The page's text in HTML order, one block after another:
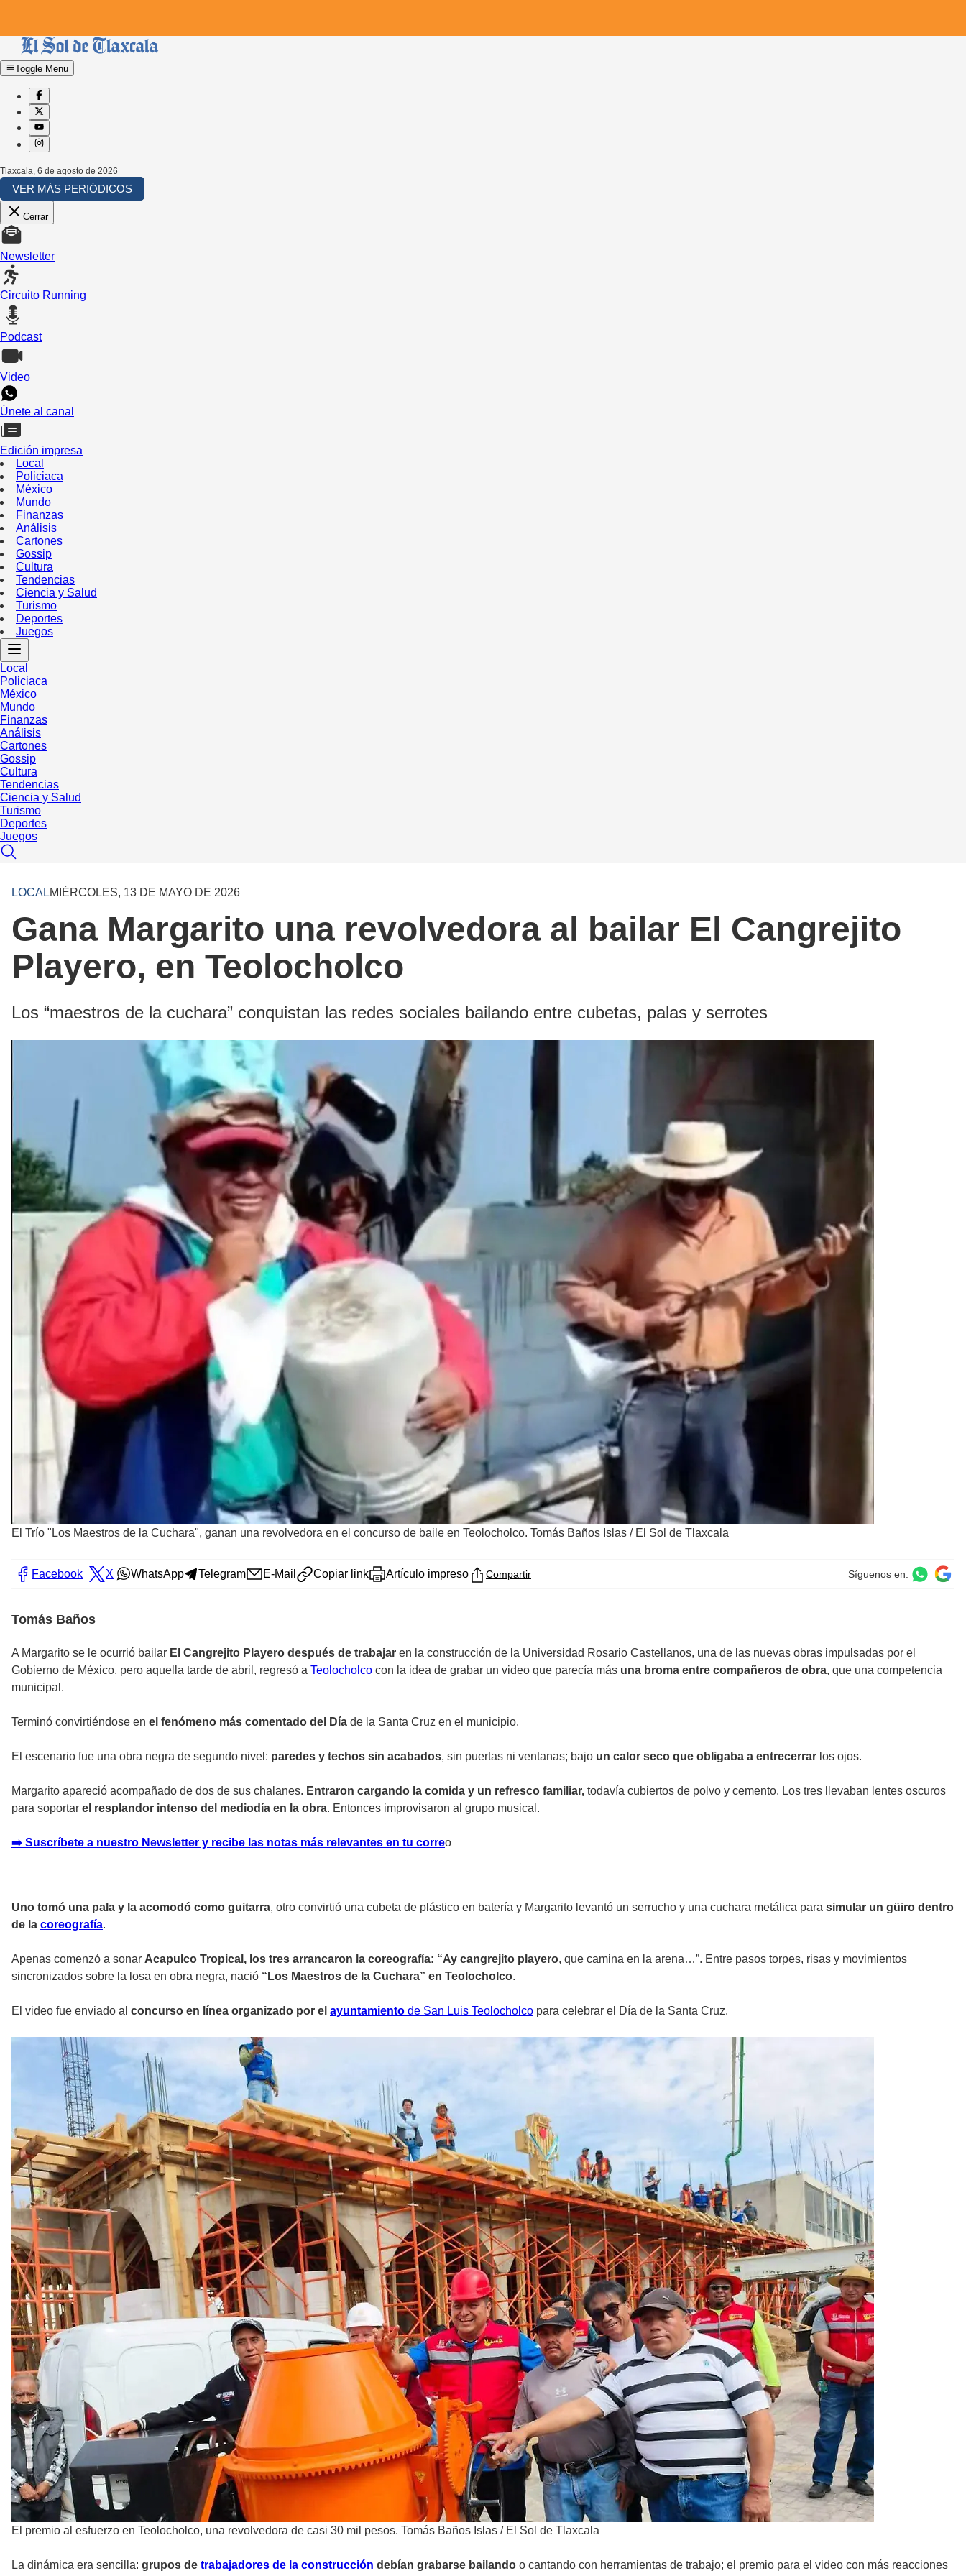
Toggle Menu
Tlaxcala 6 de agosto de 2026
VER MÁS PERIÓDICOS
Cerrar
Newsletter
Circuito Running
Podcast
Video
Únete al canal
Edición impresa
Local
Policiaca
México
Mundo
Finanzas
Análisis
Cartones
Gossip
Cultura
Tendencias
Ciencia y Salud
Turismo
Deportes
Juegos
Local
Policiaca
México
Mundo
Finanzas
Análisis
Cartones
Gossip
Cultura
Tendencias
Ciencia y Salud
Turismo
Deportes
Juegos
LOCALMIÉRCOLES, 13 DE MAYO DE 2026
Gana Margarito una revolvedora al bailar El Cangrejito
Playero, en Teolocholco
Los “maestros de la cuchara” conquistan las redes sociales bailando entre cubetas, palas y serrotes
El Trío "Los Maestros de la Cuchara", ganan una revolvedora en el concurso de baile en Teolocholco. Tomás Baños Islas / El Sol de Tlaxcala
Facebook X WhatsApp Telegram E-Mail Copiar link Artículo impreso Compartir Síguenos en:
Tomás Baños
A Margarito se le ocurrió bailar El Cangrejito Playero después de trabajar en la construcción de la Universidad Rosario Castellanos, una de las nuevas obras impulsadas por el
Gobierno de México, pero aquella tarde de abril, regresó a Teolocholco con la idea de grabar un video que parecía más una broma entre compañeros de obra, que una competencia
municipal.
Terminó convirtiéndose en el fenómeno más comentado del Día de la Santa Cruz en el municipio.
El escenario fue una obra negra de segundo nivel: paredes y techos sin acabados, sin puertas ni ventanas; bajo un calor seco que obligaba a entrecerrar los ojos.
Margarito apareció acompañado de dos de sus chalanes. Entraron cargando la comida y un refresco familiar, todavía cubiertos de polvo y cemento. Los tres llevaban lentes oscuros
para soportar el resplandor intenso del mediodía en la obra. Entonces improvisaron al grupo musical.
➡️ Suscríbete a nuestro Newsletter y recibe las notas más relevantes en tu correo
Uno tomó una pala y la acomodó como guitarra, otro convirtió una cubeta de plástico en batería y Margarito levantó un serrucho y una cuchara metálica para simular un güiro dentro
de la coreografía.
Apenas comenzó a sonar Acapulco Tropical, los tres arrancaron la coreografía: “Ay cangrejito playero, que camina en la arena…”. Entre pasos torpes, risas y movimientos
sincronizados sobre la losa en obra negra, nació “Los Maestros de la Cuchara” en Teolocholco.
El video fue enviado al concurso en línea organizado por el ayuntamiento de San Luis Teolocholco para celebrar el Día de la Santa Cruz.
El premio al esfuerzo en Teolocholco, una revolvedora de casi 30 mil pesos. Tomás Baños Islas / El Sol de Tlaxcala
La dinámica era sencilla: grupos de trabajadores de la construcción debían grabarse bailando o cantando con herramientas de trabajo; el premio para el video con más reacciones